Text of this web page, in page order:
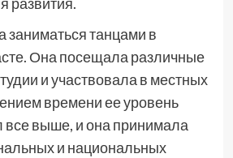
заниматься танцами в
Она посещала различные
и участвовала в местных
времени ее уровень
все выше, и она принимала
и национальных